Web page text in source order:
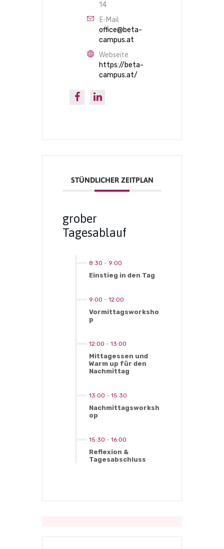
14
E-Mail
office@beta-
campus.at
Webseite
https://beta-
campus.at/
STÜNDLICHER ZEITPLAN
grober
Tagesablauf
8:30 - 9:00
Einstieg in den Tag
9:00 - 12:00
Vormittagsworksho
p
12:00 - 13:00
Mittagessen und
Warm up für den
Nachmittag
13:00 - 15:30
Nachmittagsworksh
op
15:30 - 16:00
Reflexion &
Tagesabschluss